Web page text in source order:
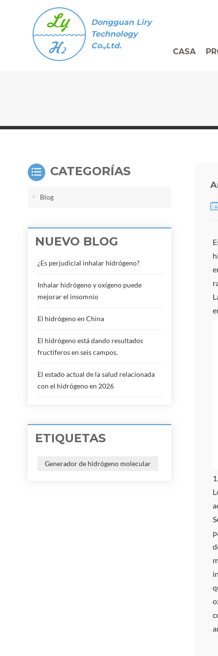
Dongguan Liry
Technology
Co.,Ltd.
CASA
CATEGORÍAS
Blog
NUEVO BLOG
¿Es perjudicial inhalar hidrógeno?
Inhalar hidrógeno y oxígeno puede
mejorar el insomnio
El hidrógeno en China
El hidrógeno está dando resultados
fructíferos en seis campos.
El estado actual de la salud relacionada
con el hidrógeno en 2026
ETIQUETAS
Generador de hidrógeno molecular